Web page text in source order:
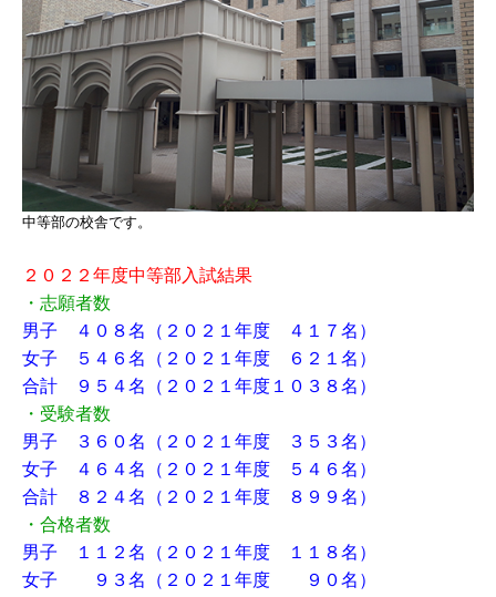
中等部の校舎です。
２０２２年度中等部入試結果
・志願者数
男子 ４０８名（２０２１年度 ４１７名）
女子 ５４６名（２０２１年度 ６２１名）
合計 ９５４名（２０２１年度１０３８名）
・受験者数
男子 ３６０名（２０２１年度 ３５３名）
女子 ４６４名（２０２１年度 ５４６名）
合計 ８２４名（２０２１年度 ８９９名）
・合格者数
男子 １１２名（２０２１年度 １１８名）
女子 ９３名（２０２１年度 ９０名）